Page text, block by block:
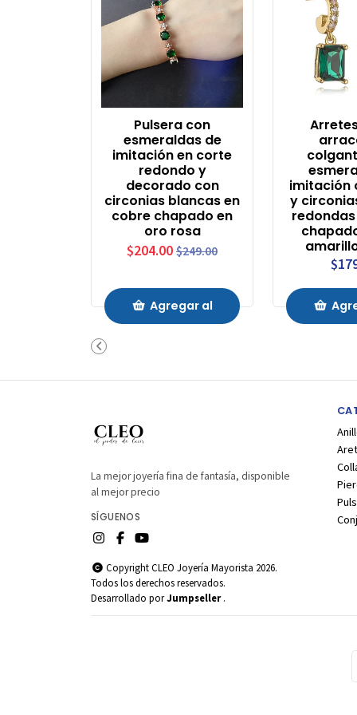
Pulsera con
esmeraldas de
imitación en corte
redondo y
decorado con
circonias blancas en
cobre chapado en
oro rosa
$204.00 $249.00
Agregar al
imitación
y
La mejor joyería fina de fantasía, disponible
al mejor precio
SÍGUENOS
Copyright CLEO Joyería Mayorista 2026.
Todos los derechos reservados.
Desarrollado porJumpseller .